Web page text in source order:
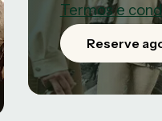
Termos e
Reserve